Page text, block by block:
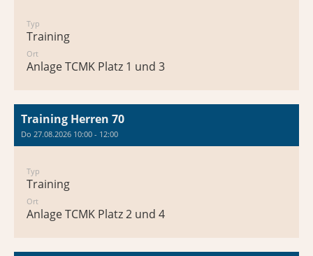
Typ
Training
Ort
Anlage TCMK Platz 1 und 3
Training Herren 70
Do 27.08.2026 10:00 - 12:00
Typ
Training
Ort
Anlage TCMK Platz 2 und 4